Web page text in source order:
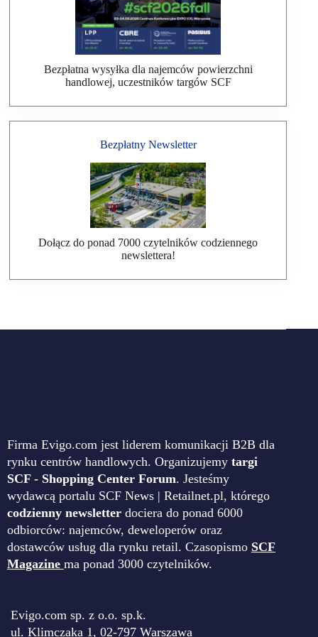
Bezpłatna wysyłka dla najemców powierzchni
handlowej, uczestników targów SCF
Bezpłatny Newsletter
Dołącz do ponad 7000 czytelników codziennego
newslettera!
Firma Evigo.com jest liderem komunikacji B2B dla
rynku centrów handlowych. Organizujemy targi
SCF - Shopping Center Forum. Jesteśmy
wydawcą portalu SCF News | Retailnet.pl, którego
codzienny newsletter dociera do ponad 6000
odbiorców: najemców, deweloperów oraz
dostawców usług dla rynku retail. Czasopismo SCF
Magazine ma ponad 3000 czytelników.
Evigo.com sp. z o.o. sp.k.
ul. Klimczaka 1, 02-797 Warszawa